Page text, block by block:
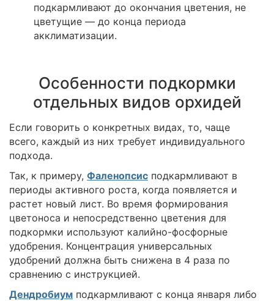
подкармливают до окончания цветения, не
цветущие — до конца периода
акклиматизации.
Особенности подкормки
отдельных видов орхидей
Если говорить о конкретных видах, то, чаще
всего, каждый из них требует индивидуального
подхода.
Так, к примеру, Фаленопсис подкармливают в
периоды активного роста, когда появляется и
растет новый лист. Во время формирования
цветоноса и непосредственно цветения для
подкормки используют калийно-фосфорные
удобрения. Концентрация универсальных
удобрений должна быть снижена в 4 раза по
сравнению с инструкцией.
Дендробиум подкармливают с конца января либо